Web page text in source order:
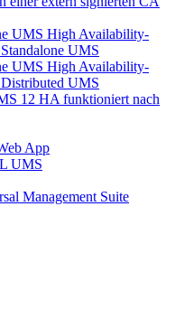
UMS High Availability-
UMS
UMS High Availability-
UMS
12 HA funktioniert nach
App
UMS
Management Suite